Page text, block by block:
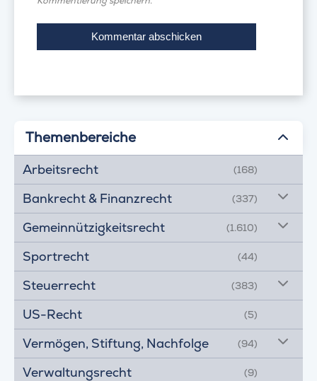
Themenbereiche
Arbeitsrecht (168)
Bankrecht & Finanzrecht (337)
Gemeinnützigkeitsrecht (1.610)
Sportrecht (44)
Steuerrecht (383)
US-Recht (5)
Vermögen, Stiftung, Nachfolge (94)
Verwaltungsrecht (9)